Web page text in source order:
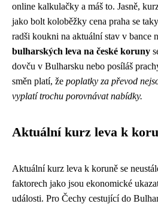
online kalkulačky a máš to. Jasně,
jako bolt koloběžky cena praha se
radši koukni na aktuální stav v bance
bulharských leva na české koruny
dovču v Bulharsku nebo posíláš
směn platí, že poplatky za převod
vyplatí trochu porovnávat nabídky.
Aktuální kurz leva k
Aktuální kurz leva k koruně se
faktorech jako jsou ekonomické
události. Pro Čechy cestující do